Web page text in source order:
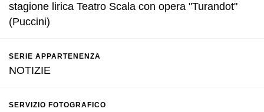
stagione lirica Teatro Scala con opera "Turandot"
(Puccini)
SERIE APPARTENENZA
NOTIZIE
SERVIZIO FOTOGRAFICO